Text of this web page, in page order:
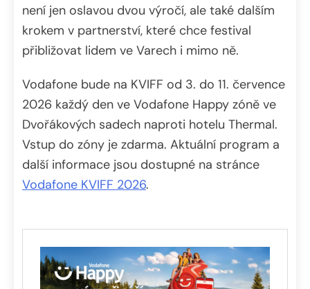
není jen oslavou dvou výročí, ale také dalším
krokem v partnerství, které chce festival
přibližovat lidem ve Varech i mimo ně.
Vodafone bude na KVIFF od 3. do 11. července
2026 každý den ve Vodafone Happy zóně ve
Dvořákových sadech naproti hotelu Thermal.
Vstup do zóny je zdarma. Aktuální program a
další informace jsou dostupné na stránce
Vodafone KVIFF 2026.